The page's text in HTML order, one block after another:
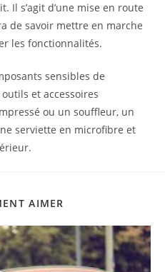
Il s’agit d’une mise en route
de savoir mettre en marche
les fonctionnalités.
sensibles de
et accessoires
ou un souffleur, un
serviette en microfibre et
AIMER